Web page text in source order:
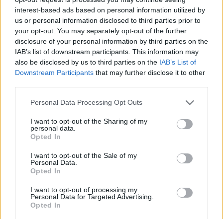
interest-based ads based on personal information utilized by
us or personal information disclosed to third parties prior to
your opt-out. You may separately opt-out of the further
disclosure of your personal information by third parties on the
IAB’s list of downstream participants. This information may
also be disclosed by us to third parties on the IAB’s List of
Downstream Participants that may further disclose it to other
Please note that this website/app uses one or more Google
not limited to your visit or usage behaviour. You may click to
grant or deny consent to Google and its third-party tags to
use your data for below specified purposes in below Google
consent section.
Personal Data Processing Opt Outs
I want to opt-out of the Sharing of my
personal data.
Opted In
I want to opt-out of the Sale of my
Personal Data.
Opted In
I want to opt-out of processing my
Personal Data for Targeted Advertising.
Opted In
Νησιά Ανατολικού Αιγαίου –
Δωδεκάνησα
Καιρός: Γενικά αίθριος.
δυτικοί νοτιοδυτικοί 3 με 4 μποφόρ.
Θερμοκρασία: Από 18 έως 29 βαθμούς